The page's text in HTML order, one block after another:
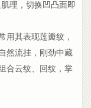
理，切换凹凸面即
用其表现莲瓣纹，
然流挂，刚劲中藏
合云纹、回纹，掌